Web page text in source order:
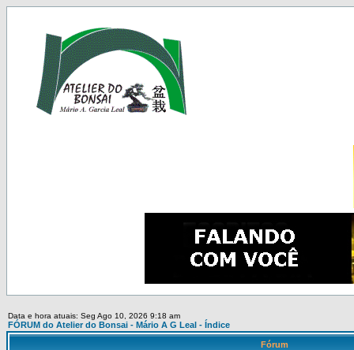
Data e hora atuais: Seg Ago 10, 2026 9:18 am
FÓRUM do Atelier do Bonsai - Mário A G Leal - Índice
Fórum